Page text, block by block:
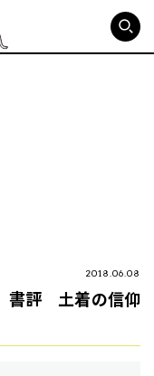
2018.06.08
書評 土着の信仰